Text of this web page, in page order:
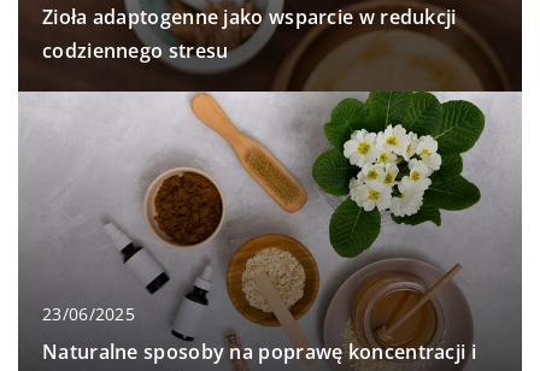
Zioła adaptogenne jako wsparcie w redukcji
codziennego stresu
23/06/2025
Naturalne sposoby na poprawę koncentracji i